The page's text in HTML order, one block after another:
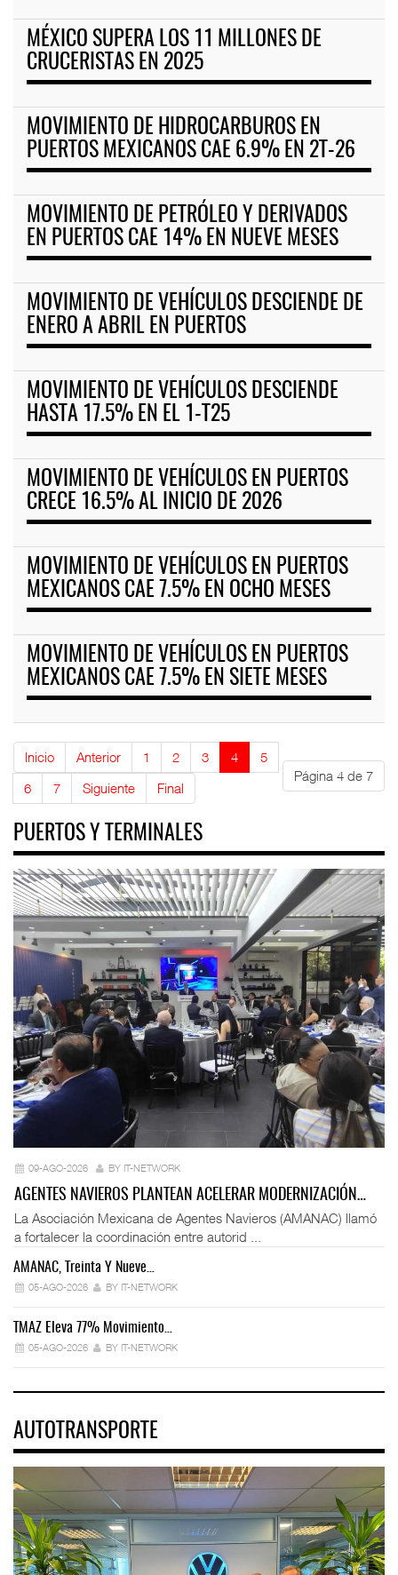
MÉXICO SUPERA LOS 11 MILLONES DE
CRUCERISTAS EN 2025
MOVIMIENTO DE HIDROCARBUROS EN
PUERTOS MEXICANOS CAE 6.9% EN 2T-26
MOVIMIENTO DE PETRÓLEO Y DERIVADOS
EN PUERTOS CAE 14% EN NUEVE MESES
MOVIMIENTO DE VEHÍCULOS DESCIENDE DE
ENERO A ABRIL EN PUERTOS
MOVIMIENTO DE VEHÍCULOS DESCIENDE
HASTA 17.5% EN EL 1-T25
MOVIMIENTO DE VEHÍCULOS EN PUERTOS
CRECE 16.5% AL INICIO DE 2026
MOVIMIENTO DE VEHÍCULOS EN PUERTOS
MEXICANOS CAE 7.5% EN OCHO MESES
MOVIMIENTO DE VEHÍCULOS EN PUERTOS
MEXICANOS CAE 7.5% EN SIETE MESES
Página 4 de 7
Inicio Anterior 1 2 3 4
5
6
7 Siguiente Final
PUERTOS Y TERMINALES
09-AGO-2026 BY IT-NETWORK
AGENTES NAVIEROS PLANTEAN ACELERAR MODERNIZACIÓN…
La Asociación Mexicana de Agentes Navieros (AMANAC) llamó
a fortalecer la coordinación entre autorid ...
AMANAC, Treinta Y Nueve…
05-AGO-2026 BY IT-NETWORK
TMAZ Eleva 77% Movimiento…
05-AGO-2026 BY IT-NETWORK
AUTOTRANSPORTE